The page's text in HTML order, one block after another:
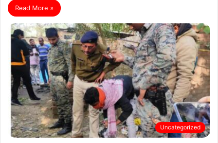
Read More »
Uncategorized